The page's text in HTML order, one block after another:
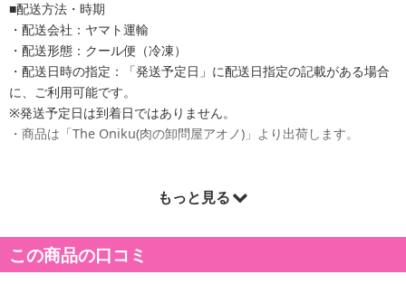
■配送方法・時期
・配送会社：ヤマト運輸
・配送形態：クール便（冷凍）
・配送日時の指定：「発送予定日」に配送日指定の記載がある場合
に、ご利用可能です。
※発送予定日は到着日ではありません。
・商品は「The Oniku(肉の卸問屋アオノ)」より出荷します。
もっと見る
この商品の口コミ